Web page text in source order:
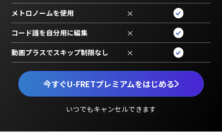
今すぐU-FRETプレミアムをはじめる
いつでもキャンセルできます
メトロノームを使用 ×
コード譜を自分用に編集 ×
動画プラスでスキップ制限なし ×